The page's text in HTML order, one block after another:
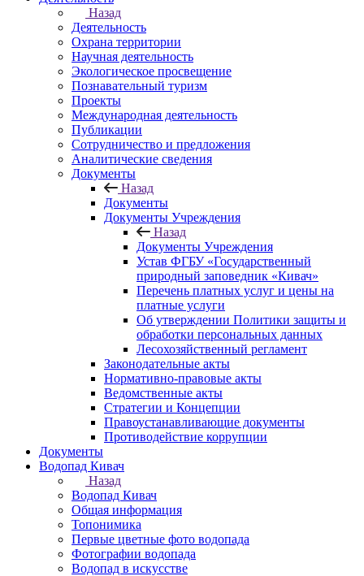
Назад
Деятельность
Охрана территории
Научная деятельность
Экологическое просвещение
Познавательный туризм
Проекты
Международная деятельность
Публикации
Сотрудничество и предложения
Аналитические сведения
Документы
Назад
Документы
Документы Учреждения
Назад
Документы Учреждения
Устав ФГБУ «Государственный
природный заповедник «Кивач»
Перечень платных услуг и цены на
платные услуги
Об утверждении Политики защиты и
обработки персональных данных
Лесохозяйственный регламент
Законодательные акты
Нормативно-правовые акты
Ведомственные акты
Стратегии и Концепции
Правоустанавливающие документы
Противодействие коррупции
Документы
Водопад Кивач
Назад
Водопад Кивач
Общая информация
Топонимика
Первые цветные фото водопада
Фотографии водопада
Водопад в искусстве